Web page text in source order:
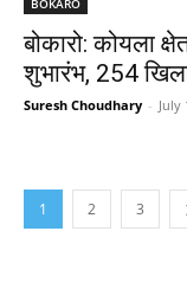
बोकारो: कोयला
शुभारंभ, 254
Suresh Choudhary - July
1 2 3